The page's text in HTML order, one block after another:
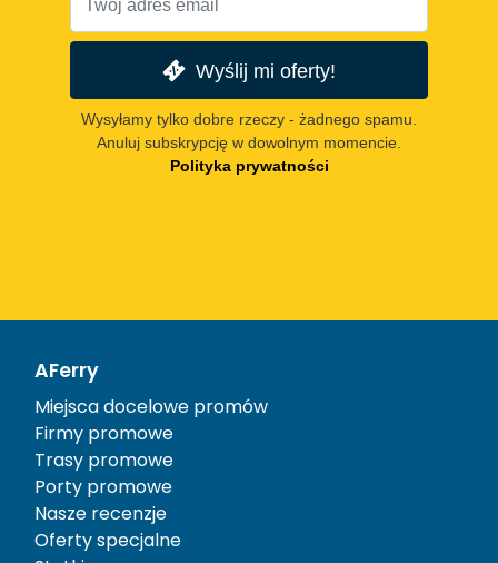
Wyślij mi oferty!
Wysyłamy tylko dobre rzeczy - żadnego spamu.
Anuluj subskrypcję w dowolnym momencie.
Polityka prywatności
AFerry
Miejsca docelowe promów
Firmy promowe
Trasy promowe
Porty promowe
Nasze recenzje
Oferty specjalne